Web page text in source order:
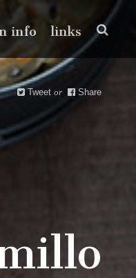
info links
Tweet or Share